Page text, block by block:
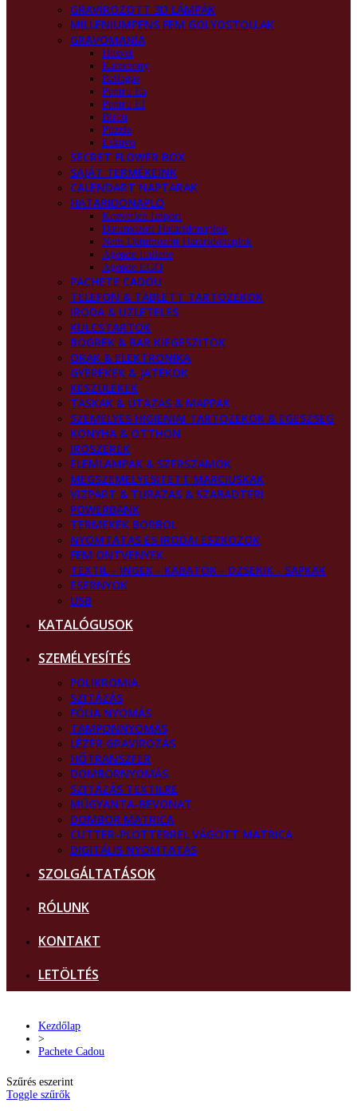
GRAVÍROZOTT 3D LÁMPÁK
MILLENIUMPENS FEM GOLYOSTOLLAK
GRAVOMANIA
Husvet
Karacsony
Ballagas
Pentru Ea
Pentru El
Birou
Puzzle
Eskuvo
SECRET FLOWER BOX
SAJÁT TERMÉKEINK
CALENDART NAPTARAK
HATARIDONAPLO
Kozvetlen Import
Datumozott Hataridonaplok
Nem Datumozott Hataridonaplok
Agende Italiene
Agende EGO
PACHETE CADOU
TELEFON & TABLETT TARTOZEKOK
IRODA & UZLETELES
KULCSTARTOK
BOGREK & BAR KIEGESZITOK
ORAK & ELEKTRONIKA
GYEREKEK & JATEKOK
KESZULEKEK
TASKAK & UTAZAS & MAPPAK
SZEMELYES HIGIENIAI TARTOZEKOK & EGESZSEG
KONYHA & OTTHON
IROSZEREK
ELEMLAMPAK & SZERSZAMOK
MEGSZEMELYESITETT MARCIUSKAK
VIZPART & TURAZAS & SZABADTERI
POWERBANK
TERMEKEK BORBOL
NYOMTATAS ES IRODAI ESZKOZOK
FEM ONTVENYEK
TEXTIL - INGEK - KABATOK - DZSEKIK - SAPKAK
ESERNYOK
USB
KATALÓGUSOK
SZEMÉLYESÍTÉS
POLIKROMIA
SZITÁZÁS
FÓLIA NYOMÁS
TAMPONNYOMÁS
LÉZER GRAVÍROZÁS
HŐTRANSZFER
DOMBORNYOMÁS
SZITÁZÁS TEXTILRE
MŰGYANTA-BEVONAT
DOMBOR MATRICA
CUTTER-PLOTTERREL VÁGOTT MATRICA
DIGITÁLIS NYOMTATÁS
SZOLGÁLTATÁSOK
RÓLUNK
KONTAKT
LETÖLTÉS
Kezdőlap
>
Pachete Cadou
Szűrés eszerint
Toggle szűrők